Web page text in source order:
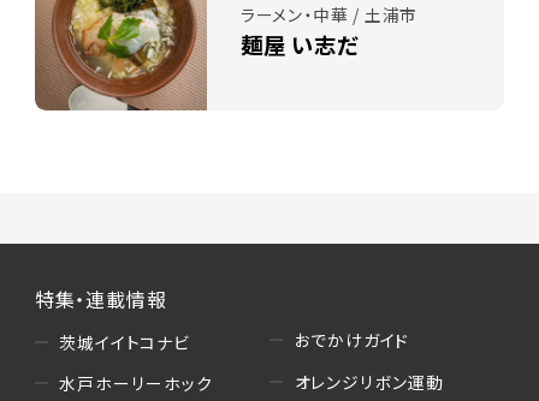
ラーメン・中華 / 土浦市
麺屋 い志だ
特集・連載情報
茨城イイトコナビ
水戸ホーリーホック
おでかけガイド
オレンジリボン運動